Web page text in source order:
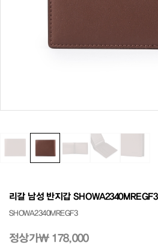
리갈 남성 반지갑 SHOWA2340MREGF3
SHOWA2340MREGF3
정상가₩ 178,000